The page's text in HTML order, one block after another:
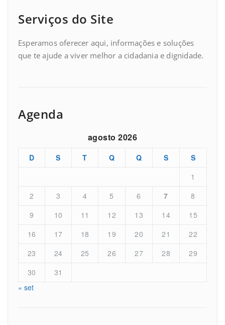
Serviços do Site
Esperamos oferecer aqui, informações e soluções
que te ajude a viver melhor a cidadania e dignidade.
Agenda
agosto 2026
D S T Q Q S
S
1
2
3 4 5 6 7
8
9
10 11 12 13 14
15
16
17 18 19 20 21
22
23
24 25 26 27 28
29
30
31
« set